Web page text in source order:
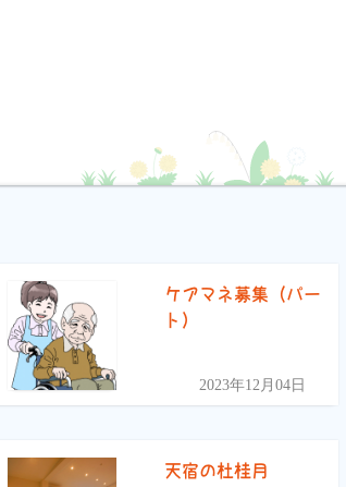
ケアマネ募集（パー
ト）
2023年12月04日
天宿の杜桂月